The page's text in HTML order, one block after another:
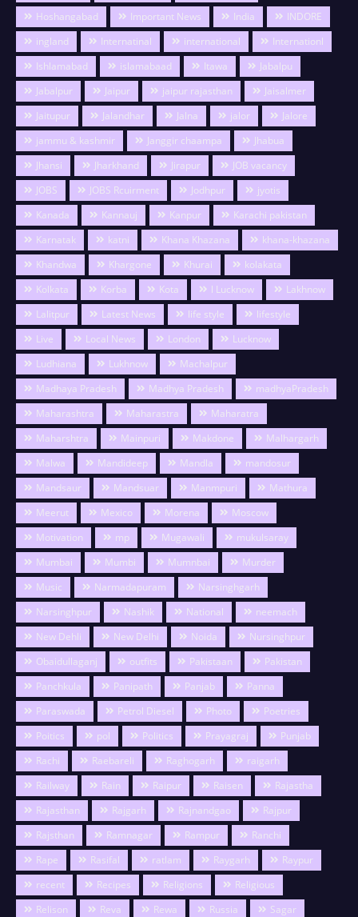
Hoshangabad
Important News India
INDORE
ingland
Internatinal international
Internationl
Ishlamabad
islamabaad Itawa
Jabalpu
Jabalpur
Jaipur jaipur rajasthan
Jaisalmer
Jaitupur
Jalandhar Jalna jalor
Jalore
jammu & kashmir
Janggir chaampa
Jhabua
Jhansi
Jharkhand Jirapur
JOB vacancy
JOBS
JOBS Rcuirment Jodhpur
jyotis
Kanada
Kannauj Kanpur
Karachi pakistan
Karnatak
katni Khana Khazana
khana-khazana
Khandwa
Khargone Khurai
kolakata
Kolkata
Korba Kota l Lucknow
Lakhnow
Lalitpur
Latest News life style
lifestyle
Live
Local News London
Lucknow
Ludhiana
Lukhnow
Machalpur
Madhaya Pradesh
Madhya Pradesh
madhyaPradesh
Maharashtra
Maharastra
Maharatra
Maharshtra
Mainpuri Makdone
Malhargarh
Malwa
Mandideep Mandla
mandosur
Mandsaur
Mandsuar Manmpuri
Mathura
Meerut
Mexico Morena
Moscow
Motivation
mp Mugawali
mukulsaray
Mumbai
Mumbi Mumnbai
Murder
Music
Narmadapuram
Narsinghgarh
Narsinghpur
Nashik National
neemach
New Dehli
New Delhi Noida
Nursinghpur
Obaidullaganj
outfits Pakistaan
Pakistan
Panchkula
Panipath Panjab
Panna
Paraswada
Petrol Diesel Photo
Poetries
Poitics
pol Politics Prayagraj
Punjab
Rachi
Raebareli Raghogarh
raigarh
Railway
Rain Raipur Raisen
Rajastha
Rajasthan
Rajgarh Rajnandgao
Rajpur
Rajsthan
Ramnagar Rampur
Ranchi
Rape
Rasifal ratlam Raygarh
Raypur
recent
Recipes Religions
Religious
Relison
Reva Rewa Russia
Sagar